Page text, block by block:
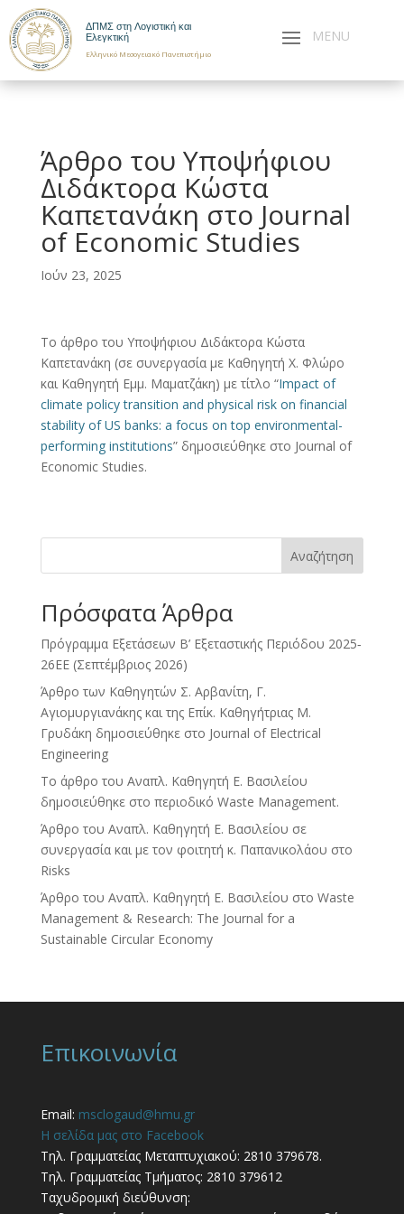
ΔΠΜΣ στη Λογιστική και
Ελεγκτική
Ελληνικό Μεσογειακό Πανεπιστήμιο
Άρθρο του Υποψήφιου
Διδάκτορα Κώστα
Καπετανάκη στο Journal
of Economic Studies
Ιούν 23, 2025
Το άρθρο του Υποψήφιου Διδάκτορα Κώστα
Καπετανάκη (σε συνεργασία με Καθηγητή Χ. Φλώρο
και Καθηγητή Εμμ. Μαματζάκη) με τίτλο “Impact of
climate policy transition and physical risk on financial
stability of US banks: a focus on top environmental-
performing institutions” δημοσιεύθηκε στο Journal of
Economic Studies.
Αναζήτηση
Πρόσφατα Άρθρα
Πρόγραμμα Εξετάσεων Β’ Εξεταστικής Περιόδου 2025‐
26ΕΕ (Σεπτέμβριος 2026)
Άρθρο των Καθηγητών Σ. Αρβανίτη, Γ.
Αγιομυργιανάκης και της Επίκ. Καθηγήτριας Μ.
Γρυδάκη δημοσιεύθηκε στο Journal of Electrical
Engineering
Το άρθρο του Αναπλ. Καθηγητή Ε. Βασιλείου
δημοσιεύθηκε στο περιοδικό Waste Management.
Άρθρο του Αναπλ. Καθηγητή Ε. Βασιλείου σε
συνεργασία και με τον φοιτητή κ. Παπανικολάου στο
Risks
Άρθρο του Αναπλ. Καθηγητή Ε. Βασιλείου στο Waste
Management & Research: The Journal for a
Sustainable Circular Economy
Επικοινωνία
Email: msclogaud@hmu.gr
Η σελίδα μας στο Facebook
Τηλ. Γραμματείας Μεταπτυχιακού: 2810 379678.
Τηλ. Γραμματείας Τμήματος: 2810 379612
Ταχυδρομική διεύθυνση: